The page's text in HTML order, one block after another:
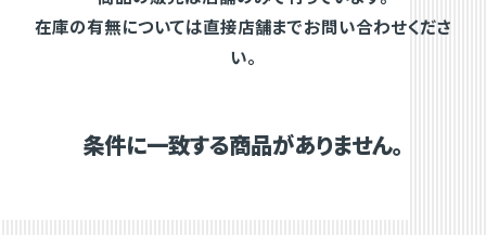
在庫の有無については直接店舗までお問い合わせくださ
い。
条件に一致する商品がありません。